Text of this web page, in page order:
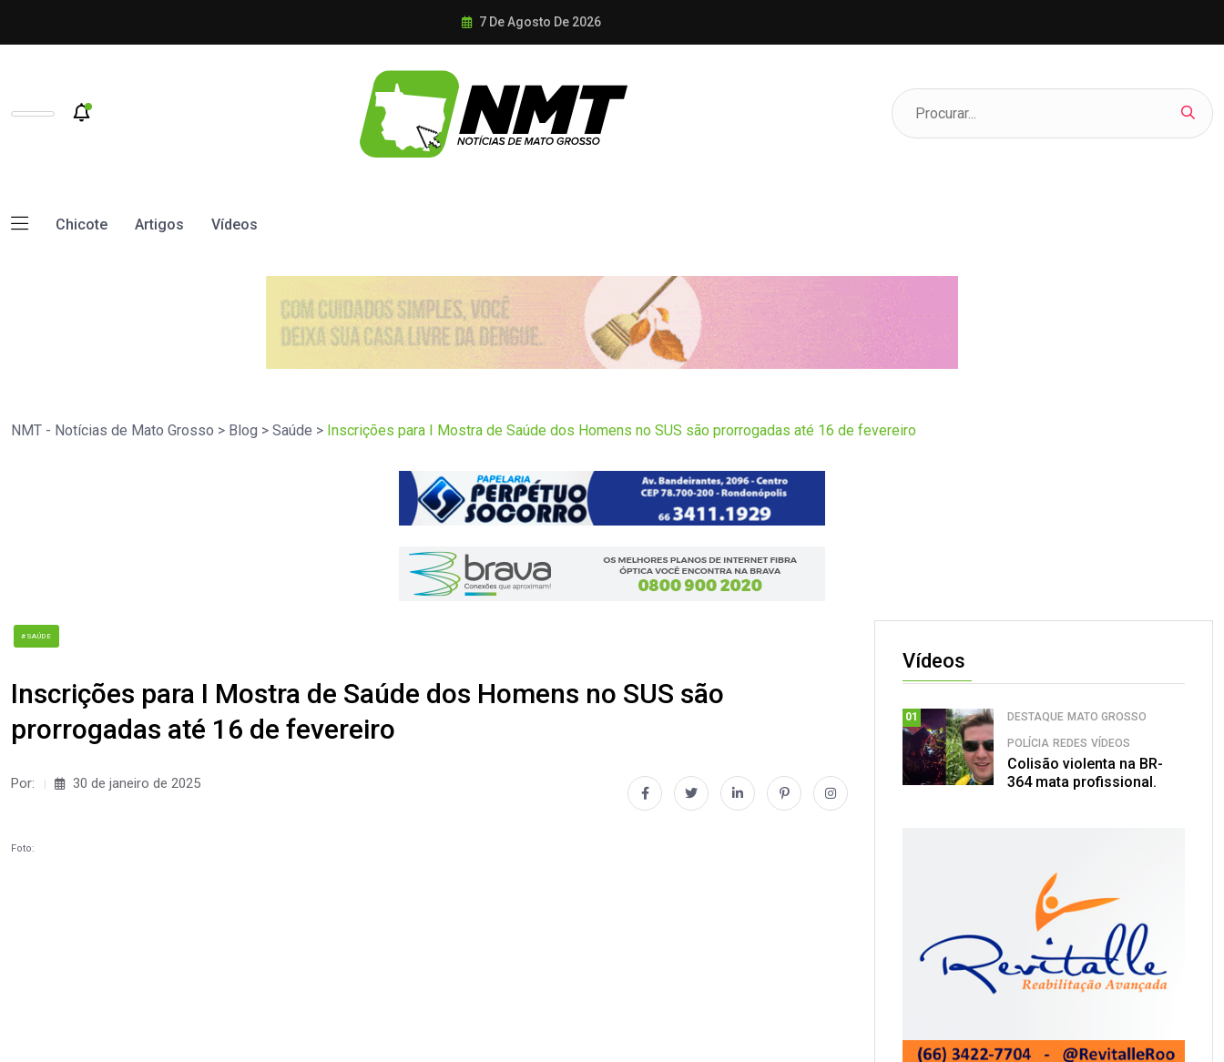
7 De Agosto De 2026
Chicote Artigos Vídeos
NMT - Notícias de Mato Grosso > Blog > Saúde > Inscrições para I Mostra de Saúde dos Homens no SUS são prorrogadas até 16 de fevereiro
#SAÚDE
Inscrições para I Mostra de Saúde dos Homens no SUS são
prorrogadas até 16 de fevereiro
Por: 30 de janeiro de 2025
Foto:
Vídeos
01 DESTAQUE MATO GROSSO
POLÍCIA REDES VÍDEOS
Colisão violenta na BR-
364 mata profissional.